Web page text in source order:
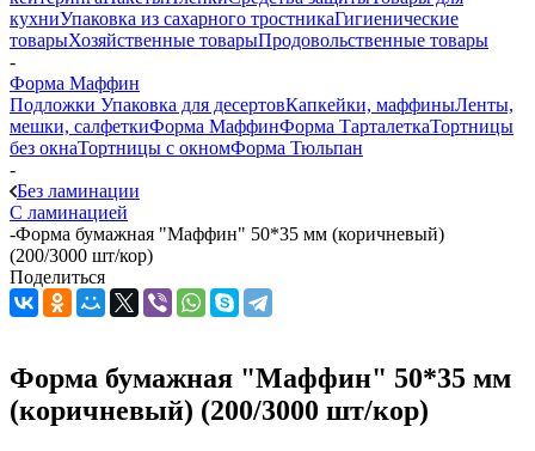
кухниУпаковка из сахарного тростникаГигиенические
товарыХозяйственные товарыПродовольственные товары
-
Форма Маффин
Подложки Упаковка для десертовКапкейки, маффиныЛенты,
мешки, салфеткиФорма МаффинФорма ТарталеткаТортницы
без окнаТортницы с окномФорма Тюльпан
-
Без ламинации
С ламинацией
-Форма бумажная "Маффин" 50*35 мм (коричневый)
(200/3000 шт/кор)
Поделиться
Форма бумажная "Маффин" 50*35 мм
(коричневый) (200/3000 шт/кор)